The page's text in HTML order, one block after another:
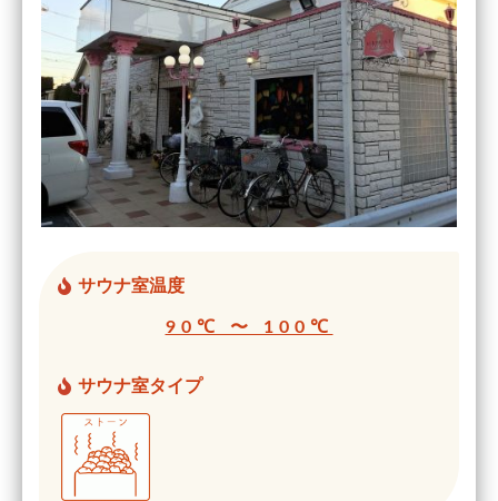
サウナ室温度
90℃ 〜 100℃
サウナ室タイプ